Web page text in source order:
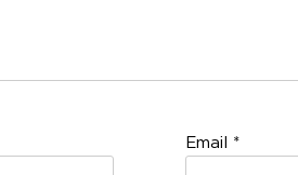
Email *